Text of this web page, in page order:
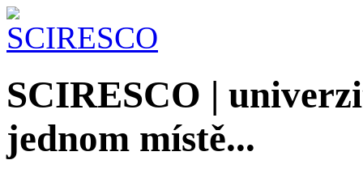
SCIRESCO |
jednom místě...